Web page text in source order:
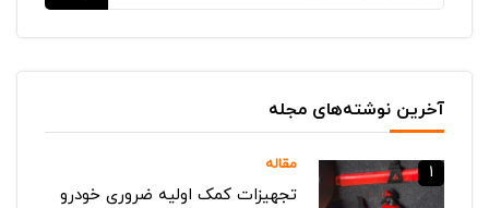
آخرین نوشته‌های مجله
مقاله
تجهیزات کمک اولیه ضروری خودرو